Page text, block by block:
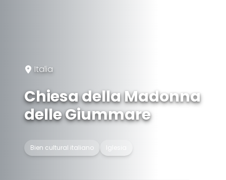
Italia
Chiesa della Madonna
delle Giummare
Bien cultural italiano Iglesia